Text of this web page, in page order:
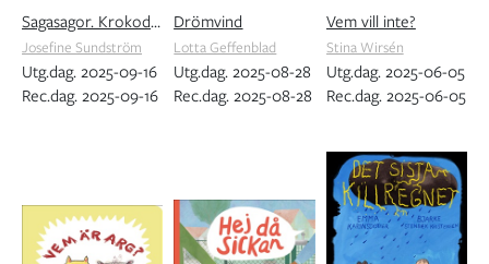
Sagasagor. Krokodilbad, skolpirr och en liten lögn
Josefine Sundström
Utg.dag. 2025-09-16
Rec.dag. 2025-09-16
Drömvind
Lotta Geffenblad
Utg.dag. 2025-08-28
Rec.dag. 2025-08-28
Vem vill inte?
Stina Wirsén
Utg.dag. 2025-06-05
Rec.dag. 2025-06-05